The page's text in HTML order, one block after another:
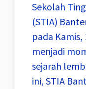
Sekolah
(STIA)
pada
menjadi
sejarah
ini, STIA